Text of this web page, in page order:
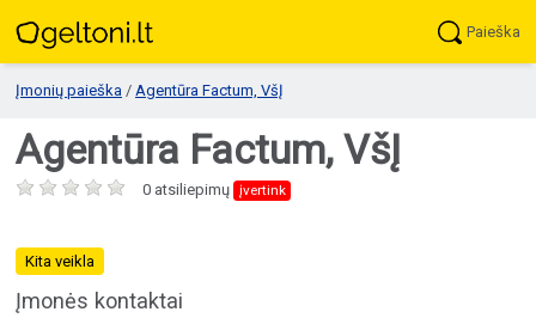
Paieška
Įmonių paieška / Agentūra Factum, VšĮ
Agentūra Factum, VšĮ
0 atsiliepimų įvertink
Kita veikla
Įmonės kontaktai